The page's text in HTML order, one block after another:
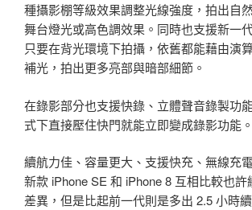
種攝影棚等級效果調整光線強度，拍出自
舞台燈光或高色調效果。同時也支援新一
只要在背光環境下拍攝，依舊都能藉由演
補光，拍出更多亮部與暗部細節。
在錄影部分也支援快錄、立體聲音錄製功
式下直接壓住快門就能立即變成錄影功能。
續航力佳、容量更大、支援快充、無線充
新款 iPhone SE 和 iPhone 8 互相比較也
差異，但是比起前一代則是多出 2.5 小時